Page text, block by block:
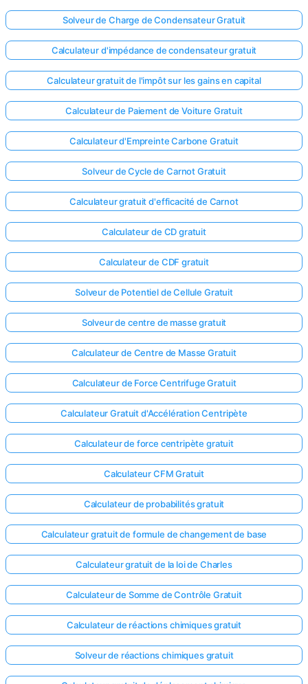
Solveur de Charge de Condensateur Gratuit
Calculateur d'impédance de condensateur gratuit
Calculateur gratuit de l'impôt sur les gains en capital
Calculateur de Paiement de Voiture Gratuit
Calculateur d'Empreinte Carbone Gratuit
Solveur de Cycle de Carnot Gratuit
Calculateur gratuit d'efficacité de Carnot
Calculateur de CD gratuit
Calculateur de CDF gratuit
Solveur de Potentiel de Cellule Gratuit
Solveur de centre de masse gratuit
Calculateur de Centre de Masse Gratuit
Calculateur de Force Centrifuge Gratuit
Calculateur Gratuit d'Accélération Centripète
Calculateur de force centripète gratuit
Calculateur CFM Gratuit
Calculateur de probabilités gratuit
Calculateur gratuit de formule de changement de base
Calculateur gratuit de la loi de Charles
Calculateur de Somme de Contrôle Gratuit
Calculateur de réactions chimiques gratuit
Solveur de réactions chimiques gratuit